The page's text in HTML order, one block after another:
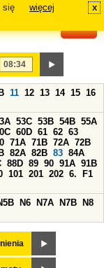
się
więcej x
11 12 13 14 15 16
53C 53B 54B 55A
60D 61 62 63
71A 71B 72A 72B
82A 82B 83 84A
88D 89 90 91A 91B
101 201 202 6.
F1
N6 N7A N7B
N8